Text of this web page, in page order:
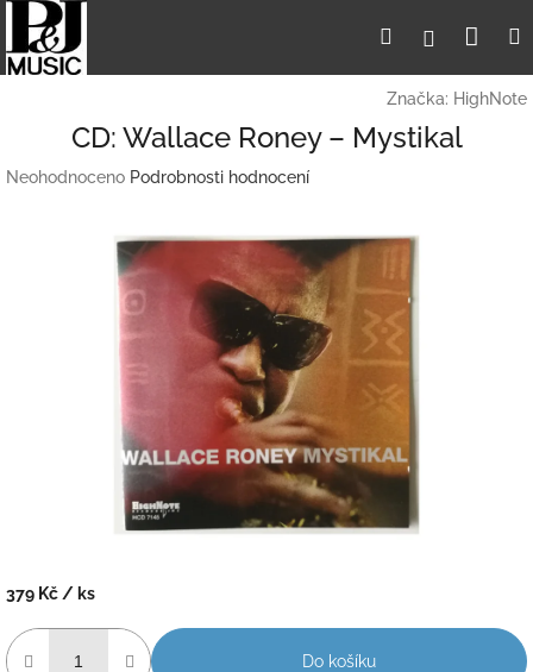
obsah
HledatPřihlášení
Značka: HighNote
CD: Wallace Roney – Mystikal
Průměrné
Neohodnoceno Podrobnosti hodnocení
379 Kč / ks
cena:
Do košíku